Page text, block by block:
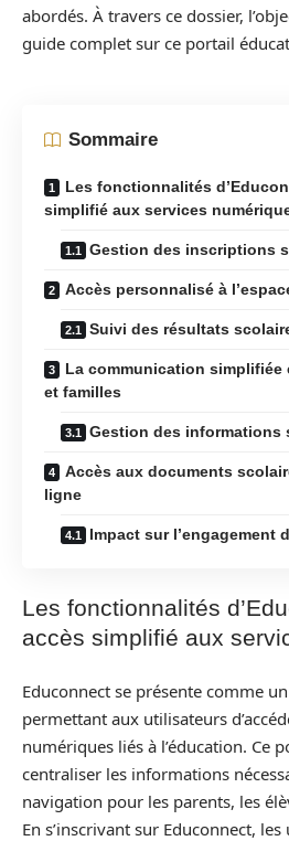
abordés. À travers ce dossier,
guide complet sur ce portail
Sommaire
Les fonctionnalités
simplifié aux services
Gestion des inscriptions
Accès personnalisé à
Suivi des résultats
La communication simplifiée
et familles
Gestion des informations
Accès aux documents
ligne
Impact sur l’engagement
Les fonctionnalités
accès simplifié aux
Educonnect se présente comme
permettant aux utilisateurs
numériques liés à l’éducation. Ce
centraliser les informations
navigation pour les parents, les
En s’inscrivant sur Educonnect,